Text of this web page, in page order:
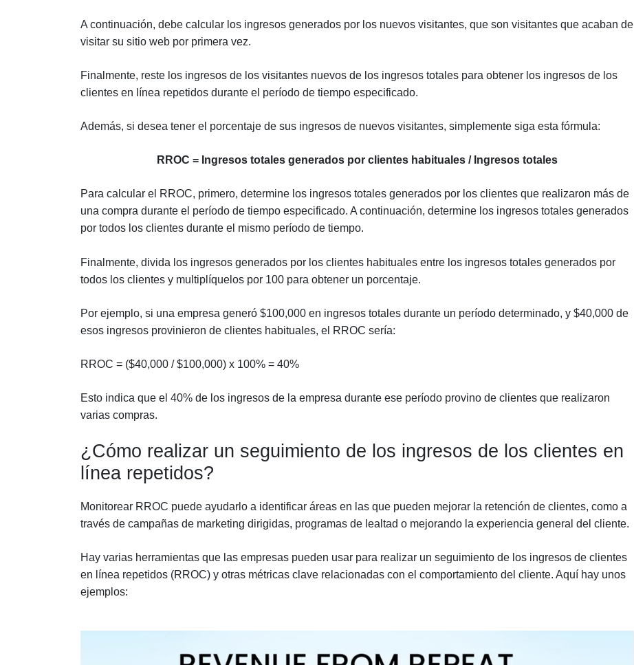
A continuación, debe calcular los ingresos generados por los nuevos visitantes, que son visitantes que acaban de
visitar su sitio web por primera vez.
Finalmente, reste los ingresos de los visitantes nuevos de los ingresos totales para obtener los ingresos de los
clientes en línea repetidos durante el período de tiempo especificado.
Además, si desea tener el porcentaje de sus ingresos de nuevos visitantes, simplemente siga esta fórmula:
RROC = Ingresos totales generados por clientes habituales / Ingresos totales
Para calcular el RROC, primero, determine los ingresos totales generados por los clientes que realizaron más de
una compra durante el período de tiempo especificado. A continuación, determine los ingresos totales generados
por todos los clientes durante el mismo período de tiempo.
Finalmente, divida los ingresos generados por los clientes habituales entre los ingresos totales generados por
todos los clientes y multiplíquelos por 100 para obtener un porcentaje.
Por ejemplo, si una empresa generó $100,000 en ingresos totales durante un período determinado, y $40,000 de
esos ingresos provinieron de clientes habituales, el RROC sería:
RROC = ($40,000 / $100,000) x 100% = 40%
Esto indica que el 40% de los ingresos de la empresa durante ese período provino de clientes que realizaron
varias compras.
¿Cómo realizar un seguimiento de los ingresos de los clientes en
línea repetidos?
Monitorear RROC puede ayudarlo a identificar áreas en las que pueden mejorar la retención de clientes, como a
través de campañas de marketing dirigidas, programas de lealtad o mejorando la experiencia general del cliente.
Hay varias herramientas que las empresas pueden usar para realizar un seguimiento de los ingresos de clientes
en línea repetidos (RROC) y otras métricas clave relacionadas con el comportamiento del cliente. Aquí hay unos
ejemplos: